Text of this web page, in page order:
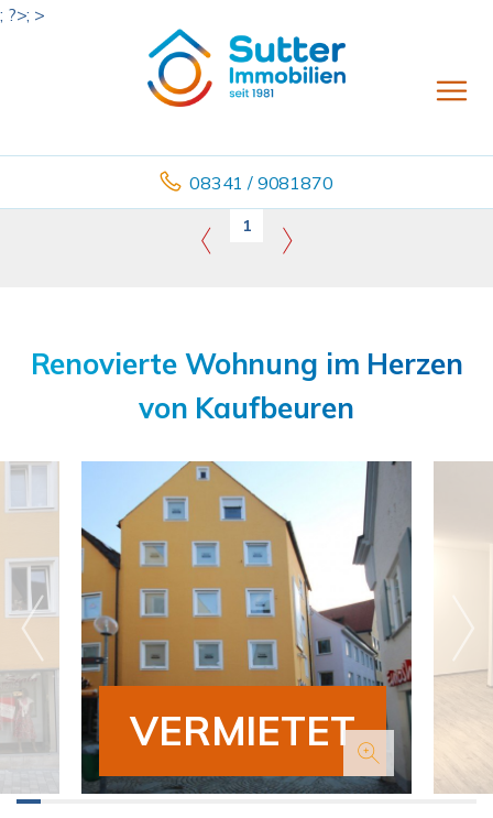
; ?>; >
08341 / 9081870
1
Renovierte Wohnung im Herzen
von Kaufbeuren
VERMIETET